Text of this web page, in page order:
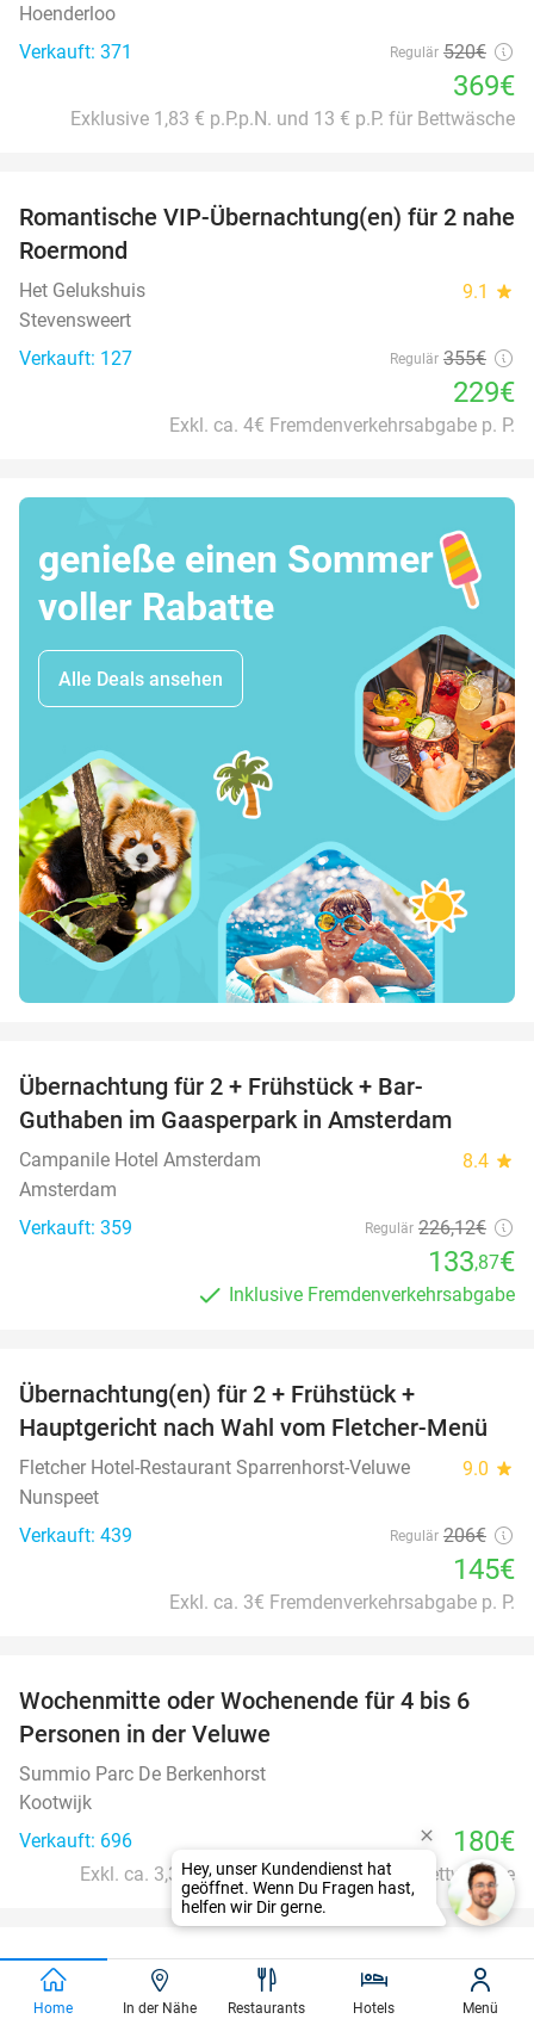
Hoenderloo
Verkauft: 371
Regulär 520€
369€
Exklusive 1,83 € p.P.p.N. und 13 € p.P. für Bettwäsche
35%
Romantische VIP-Übernachtung(en) für 2 nahe
Roermond
Het Gelukshuis 9.1 star
Stevensweert
Verkauft: 127
Regulär 355€
229€
Exkl. ca. 4€ Fremdenverkehrsabgabe p. P.
genieße einen Sommer
voller Rabatte
Alle Deals ansehen
Übernachtung für 2 + Frühstück + Bar-
Guthaben im Gaasperpark in Amsterdam
Campanile Hotel Amsterdam 8.4 star
Amsterdam
Verkauft: 359
Regulär 226,12€
133,87€
Inklusive Fremdenverkehrsabgabe
Übernachtung(en) für 2 + Frühstück +
Hauptgericht nach Wahl vom Fletcher-Menü
Fletcher Hotel-Restaurant Sparrenhorst-Veluwe 9.0 star
Nunspeet
Verkauft: 439
Regulär 206€
145€
Exkl. ca. 3€ Fremdenverkehrsabgabe p. P.
Wochenmitte oder Wochenende für 4 bis 6
Personen in der Veluwe
Summio Parc De Berkenhorst
Kootwijk
Verkauft: 696
180€
Exkl. ca. 3,35 € p.P.p.N. und 14 € p.P. für Bettwäsche
33%
favorite_border
Übernachtung für 2 + Frühstück in Antwerpen
Radisson Hotel Antwerp Berchem 9.6star
Home In der Nähe Restaurants Hotels Menü